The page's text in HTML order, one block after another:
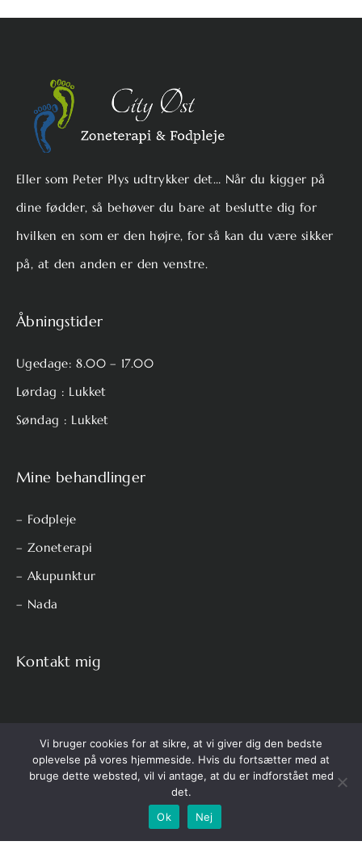
Eller som Peter Plys udtrykker det… Når du kigger på
dine fødder, så behøver du bare at beslutte dig for
hvilken en som er den højre, for så kan du være sikker
på, at den anden er den venstre.
Åbningstider
Ugedage: 8.00 – 17.00
Lørdag : Lukket
Søndag : Lukket
Mine behandlinger
– Fodpleje
– Zoneterapi
– Akupunktur
– Nada
Kontakt mig
Telefon: 2332 2106
Vi bruger cookies for at sikre, at vi giver dig den bedste
oplevelse på vores hjemmeside. Hvis du fortsætter med at
bruge dette websted, vil vi antage, at du er indforstået med
det.
Ok
Nej